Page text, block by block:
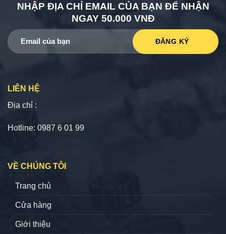
NHẬP ĐỊA CHỈ EMAIL CỦA BẠN ĐỂ NHẬN
NGAY 50.000 VNĐ
LIÊN HỆ
Địa chỉ :
Hotline: 0987 6 01 99
VỀ CHÚNG TÔI
Trang chủ
Cửa hàng
Giới thiệu